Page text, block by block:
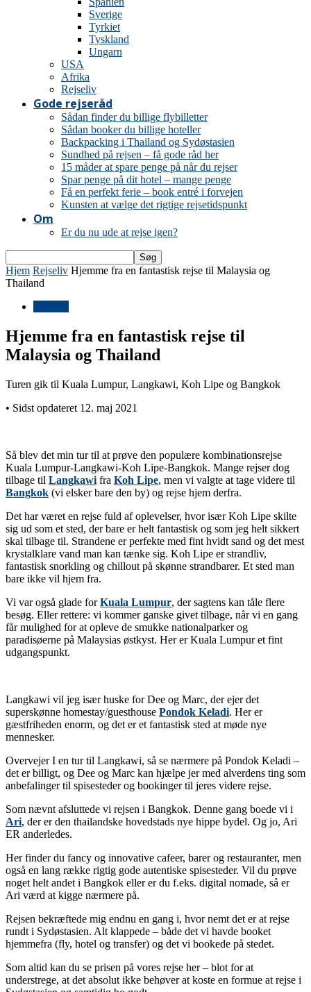
Sverige
Tyrkiet
Tyskland
Ungarn
USA
Afrika
Rejseliv
Gode rejseråd
Sådan finder du billige flybilletter
Sådan booker du billige hoteller
Backpacking i Thailand og Sydøstasien
Sundhed på rejsen – få gode råd her
15 måder at spare penge på når du rejser
Spar penge på dit hotel – mange penge
Få en perfekt ferie – book entré i forvejen
Kunsten at vælge det rigtige rejsetidspunkt
Om
Er du nu ude at rejse igen?
Hjem Rejseliv Hjemme fra en fantastisk rejse til Malaysia og
Thailand
Hjemme fra en fantastisk rejse til
Malaysia og Thailand
Turen gik til Kuala Lumpur, Langkawi, Koh Lipe og Bangkok
• Sidst opdateret 12. maj 2021
Så blev det min tur til at prøve den populære kombinationsrejse
Kuala Lumpur-Langkawi-Koh Lipe-Bangkok. Mange rejser dog
tilbage til Langkawi fra Koh Lipe, men vi valgte at tage videre til
Bangkok (vi elsker bare den by) og rejse hjem derfra.
Det har været en rejse fuld af oplevelser, hvor især Koh Lipe skilte
sig ud som et sted, der bare er helt fantastisk og som jeg helt sikkert
skal tilbage til. Strandene er perfekte med fint hvidt sand og det mest
krystalklare vand man kan tænke sig. Koh Lipe er strandliv,
fantastisk snorkling og chillout på skønne strandbarer. Et sted man
bare ikke vil hjem fra.
Vi var også glade forKuala Lumpur, der sagtens kan tåle flere
besøg. Eller rettere: vi kommer ganske givet tilbage, når vi en gang
får mulighed for at opleve de smukke nationalparker og
paradisøerne på Malaysias østkyst. Her er Kuala Lumpur et fint
udgangspunkt.
Langkawi vil jeg især huske for Dee og Marc, der ejer det
superskønne homestay/guesthouse Pondok Keladi. Her er
gæstfriheden enorm, og det er et fantastisk sted at møde nye
mennesker.
Overvejer I en tur til Langkawi, så se nærmere på Pondok Keladi –
det er billigt, og Dee og Marc kan hjælpe jer med alverdens ting som
anbefalinger til spisesteder og bookinger til jeres videre rejse.
Som nævnt afsluttede vi rejsen i Bangkok. Denne gang boede vi i
Ari, der er den thailandske hovedstads nye hippe bydel. Og jo, Ari
ER anderledes.
Her finder du fancy og innovative cafeer, barer og restauranter, men
også en lang række rigtig gode autentiske spisesteder. Vil du prøve
noget helt andet i Bangkok eller er du f.eks. digital nomade, så er
Ari værd at kigge nærmere på.
Rejsen bekræftede mig endnu en gang i, hvor nemt det er at rejse
rundt i Sydøstasien. Alt klappede – både det vi havde booket
hjemmefra (fly, hotel og transfer) og det vi bookede på stedet.
Som altid kan du se prisen på vores rejse her – blot for at
understrege, at det absolut ikke behøver at koste en formue at rejse i